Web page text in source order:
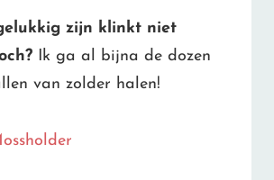
zijn klinkt niet
Ik ga al bijna de dozen
van zolder halen!